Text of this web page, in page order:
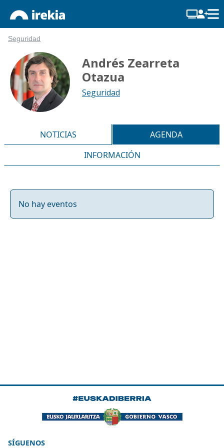
Seguridad
Andrés Zearreta
Otazua
Seguridad
NOTICIAS
AGENDA
INFORMACIÓN
No hay eventos
SÍGUENOS